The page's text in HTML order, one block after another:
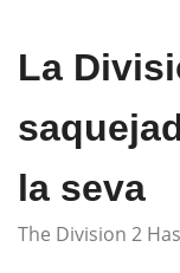
La
la seva
The Division 2